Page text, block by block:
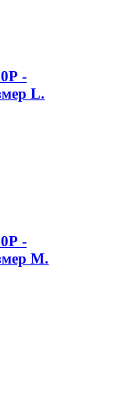
-
L.
-
M.